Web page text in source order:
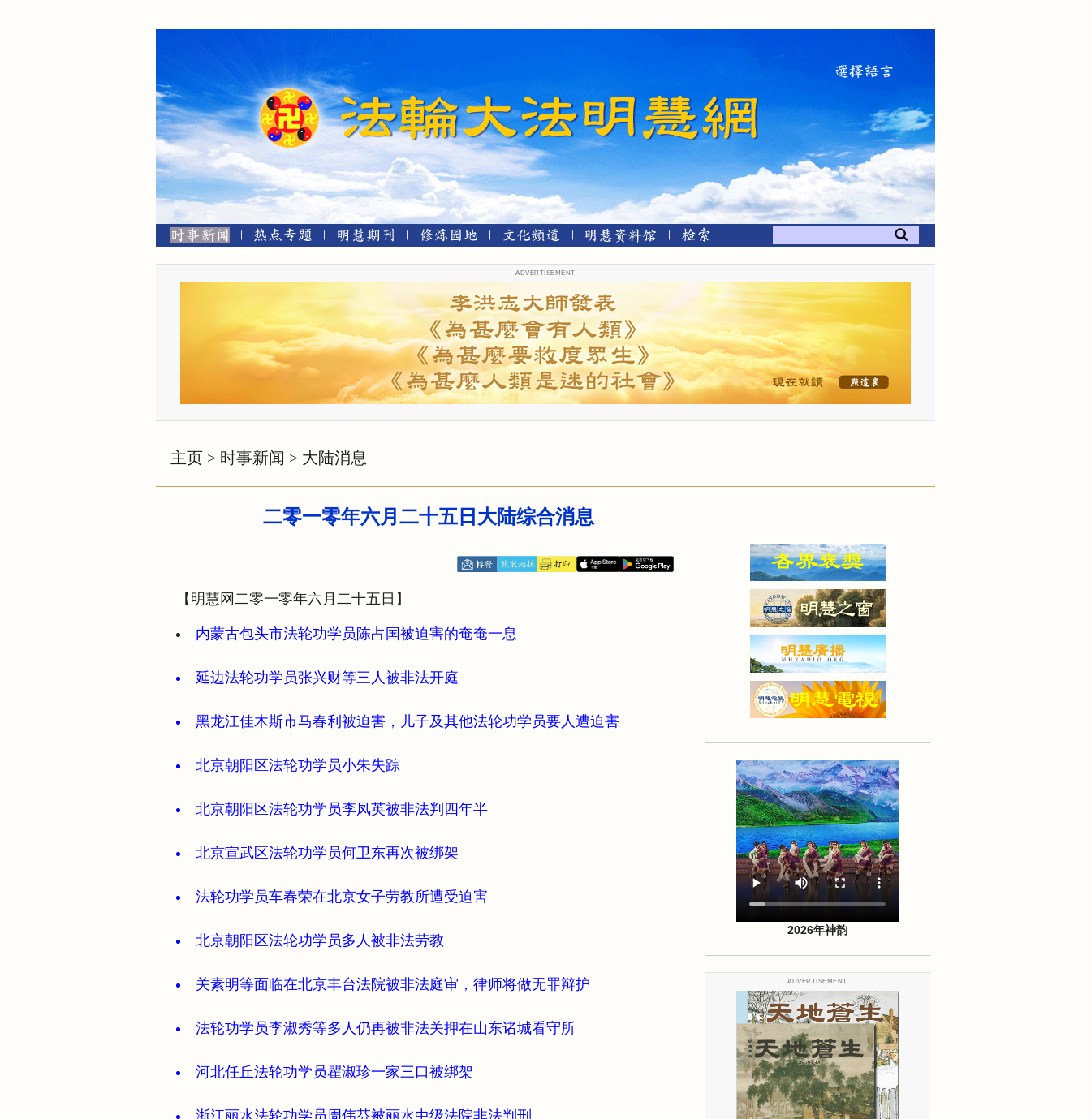
ADVERTISEMENT
主页 > 时事新闻 > 大陆消息
二零一零年六月二十五日大陆综合消息
【明慧网二零一零年六月二十五日】
内蒙古包头市法轮功学员陈占国被迫害的奄奄一息
延边法轮功学员张兴财等三人被非法开庭
黑龙江佳木斯市马春利被迫害，儿子及其他法轮功学员要人遭迫害
北京朝阳区法轮功学员小朱失踪
北京朝阳区法轮功学员李凤英被非法判四年半
北京宣武区法轮功学员何卫东再次被绑架
法轮功学员车春荣在北京女子劳教所遭受迫害
北京朝阳区法轮功学员多人被非法劳教
关素明等面临在北京丰台法院被非法庭审，律师将做无罪辩护
法轮功学员李淑秀等多人仍再被非法关押在山东诸城看守所
河北任丘法轮功学员瞿淑珍一家三口被绑架
浙江丽水法轮功学员周伟芬被丽水中级法院非法判刑
2026年神韵
ADVERTISEMENT